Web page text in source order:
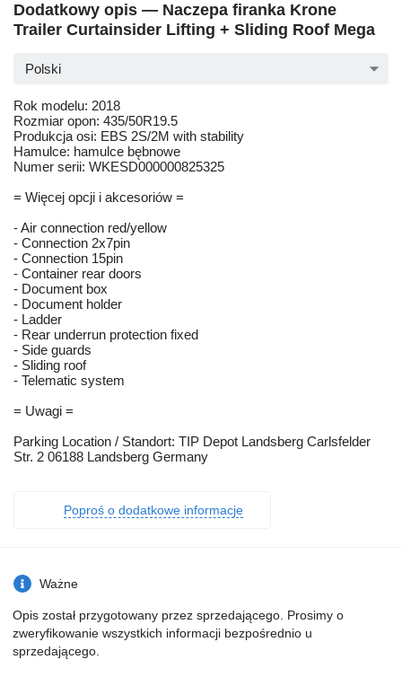
Dodatkowy opis — Naczepa firanka Krone
Trailer Curtainsider Lifting + Sliding Roof Mega
Polski
Rok modelu: 2018
Rozmiar opon: 435/50R19.5
Produkcja osi: EBS 2S/2M with stability
Hamulce: hamulce bębnowe
Numer serii: WKESD000000825325
= Więcej opcji i akcesoriów =
- Air connection red/yellow
- Connection 2x7pin
- Connection 15pin
- Container rear doors
- Document box
- Document holder
- Ladder
- Rear underrun protection fixed
- Side guards
- Sliding roof
- Telematic system
= Uwagi =
Parking Location / Standort: TIP Depot Landsberg Carlsfelder
Str. 2 06188 Landsberg Germany
Poproś o dodatkowe informacje
Ważne
Opis został przygotowany przez sprzedającego. Prosimy o
zweryfikowanie wszystkich informacji bezpośrednio u
sprzedającego.